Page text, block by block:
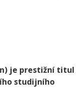
je prestižní titul
studijního